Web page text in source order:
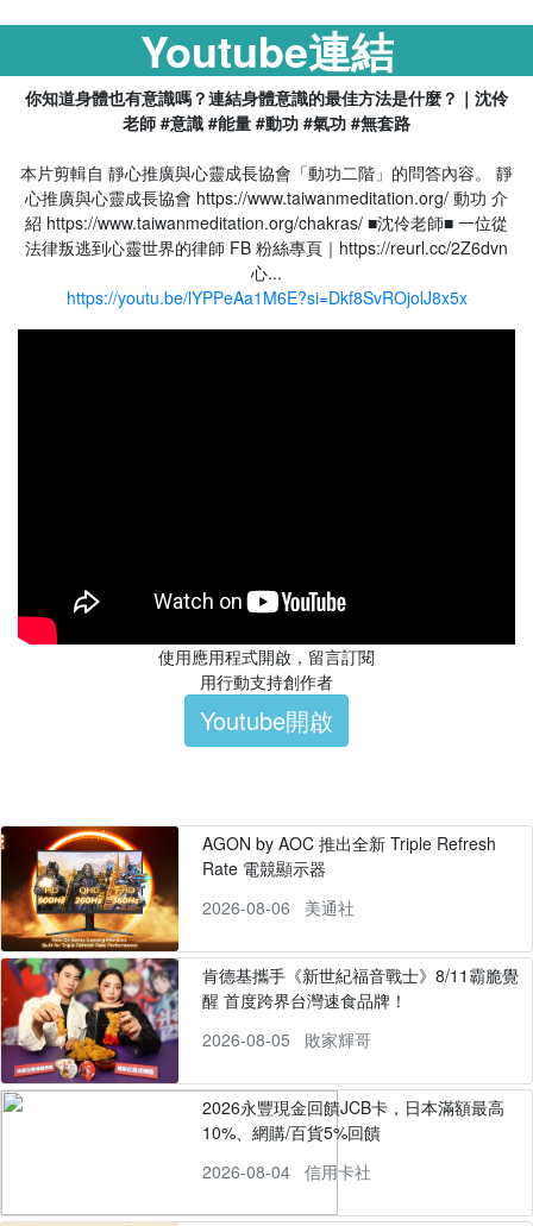
Youtube連結
你知道身體也有意識嗎？連結身體意識的最佳方法是什麼？｜沈伶
老師 #意識 #能量 #動功 #氣功 #無套路
本片剪輯自 靜心推廣與心靈成長協會「動功二階」的問答內容。 靜
心推廣與心靈成長協會 https://www.taiwanmeditation.org/ 動功 介
紹 https://www.taiwanmeditation.org/chakras/ ■沈伶老師■ 一位從
法律叛逃到心靈世界的律師 FB 粉絲專頁｜https://reurl.cc/2Z6dvn
心...
https://youtu.be/lYPPeAa1M6E?si=Dkf8SvROjolJ8x5x
使用應用程式開啟，留言訂閱
用行動支持創作者
Youtube開啟
AGON by AOC 推出全新 Triple Refresh
Rate 電競顯示器
2026-08-06
美通社
肯德基攜手《新世紀福音戰士》8/11霸脆覺
醒 首度跨界台灣速食品牌！
2026-08-05
敗家輝哥
2026永豐現金回饋JCB卡，日本滿額最高
10%、網購/百貨5%回饋
2026-08-04
信用卡社